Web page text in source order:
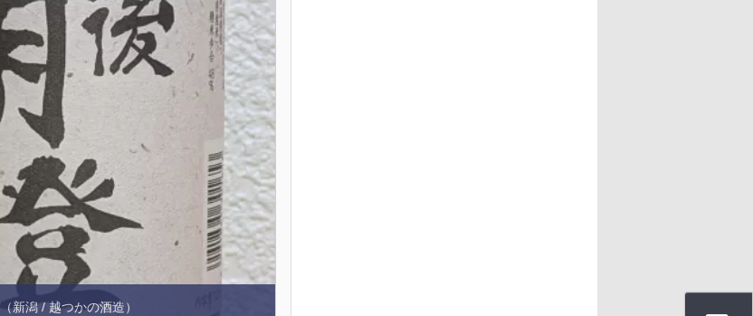
（新潟 / 越つかの酒造）